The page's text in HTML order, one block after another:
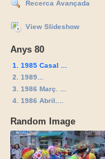
Recerca Avançada
View Slideshow
Anys 80
1. 1985 Casal ...
2. 1989...
3. 1986 Març. ...
4. 1986 Abril....
Random Image